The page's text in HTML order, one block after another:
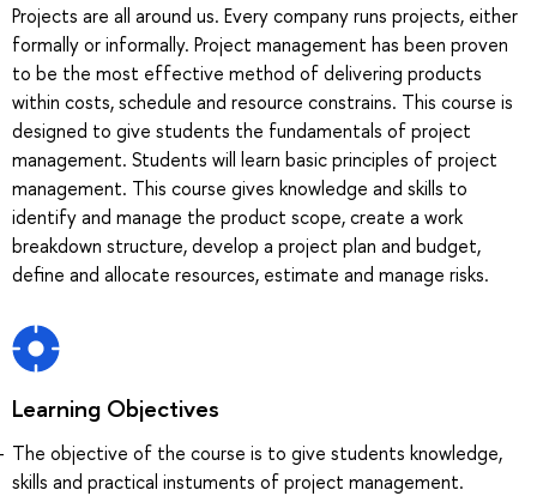
Projects are all around us. Every company runs projects, either
formally or informally. Project management has been proven
to be the most effective method of delivering products
within costs, schedule and resource constrains. This course is
designed to give students the fundamentals of project
management. Students will learn basic principles of project
management. This course gives knowledge and skills to
identify and manage the product scope, create a work
breakdown structure, develop a project plan and budget,
define and allocate resources, estimate and manage risks.
Learning Objectives
The objective of the course is to give students knowledge,
skills and practical instuments of project management.